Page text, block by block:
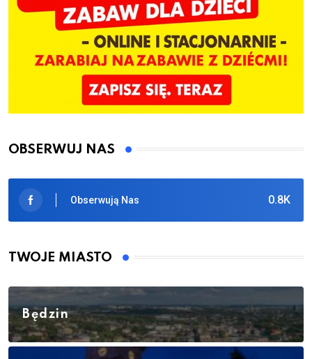
OBSERWUJ NAS
0.8K
Obserwują Nas
TWOJE MIASTO
Będzin